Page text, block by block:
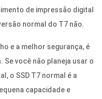
de impressão digital
normal do T7 não.
e a melhor segurança, é
você não planeja usar o
o SSD T7 normal é a
capacidade e